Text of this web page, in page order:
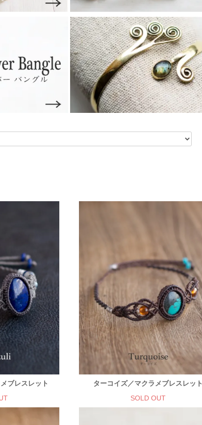
ブレスレット
ターコイズ／マクラメブレスレット
SOLD OUT